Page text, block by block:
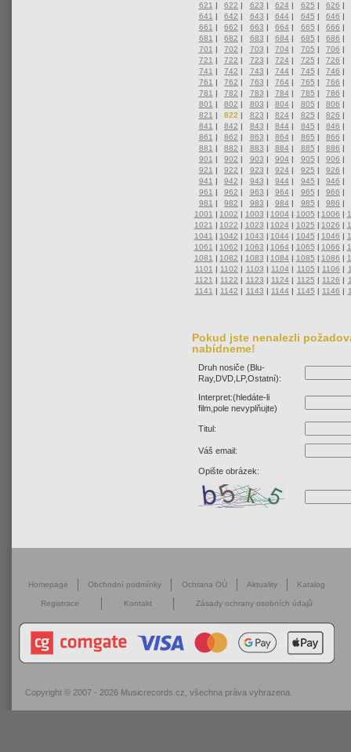
621 | 622 | 623 | 624 | 625 | 626 |
641 | 642 | 643 | 644 | 645 | 646 |
661 | 662 | 663 | 664 | 665 | 666 |
681 | 682 | 683 | 684 | 685 | 686 |
701 | 702 | 703 | 704 | 705 | 706 |
721 | 722 | 723 | 724 | 725 | 726 |
741 | 742 | 743 | 744 | 745 | 746 |
761 | 762 | 763 | 764 | 765 | 766 |
781 | 782 | 783 | 784 | 785 | 786 |
801 | 802 | 803 | 804 | 805 | 806 |
821 | 822 | 823 | 824 | 825 | 826 |
841 | 842 | 843 | 844 | 845 | 846 |
861 | 862 | 863 | 864 | 865 | 866 |
881 | 882 | 883 | 884 | 885 | 886 |
901 | 902 | 903 | 904 | 905 | 906 |
921 | 922 | 923 | 924 | 925 | 926 |
941 | 942 | 943 | 944 | 945 | 946 |
961 | 962 | 963 | 964 | 965 | 966 |
981 | 982 | 983 | 984 | 985 | 986 |
1001 | 1002 | 1003 | 1004 | 1005 | 1006 |
1021 | 1022 | 1023 | 1024 | 1025 | 1026 |
1041 | 1042 | 1043 | 1044 | 1045 | 1046 |
1061 | 1062 | 1063 | 1064 | 1065 | 1066 |
1081 | 1082 | 1083 | 1084 | 1085 | 1086 |
1101 | 1102 | 1103 | 1104 | 1105 | 1106 |
1121 | 1122 | 1123 | 1124 | 1125 | 1126 |
1141 | 1142 | 1143 | 1144 | 1145 | 1146 |
Pokud jste nenalezli
nabídneme!
Druh nosiče (Blu-
Ray,DVD,LP,Ostatní):
Interpret:(hledáte-li
film,pole nevyplňujte)
Titul:
Váš email:
Opište obrázek:
Homepage Obchodní podmínky Ochrana OÚ Aktuality Katalog
Registrace Kontakt Zásady ochrany osobních údajů
Copyright © 2007 - 2026 Musicrecords.cz , všechna práva vyhrazena.